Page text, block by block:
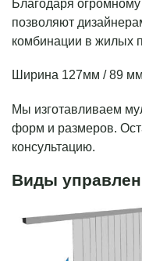
Благодаря
позволяют
комбинации в жилых
Ширина 127мм / 89 мм
Мы изготавливаем
форм и размеров.
консультацию.
Виды